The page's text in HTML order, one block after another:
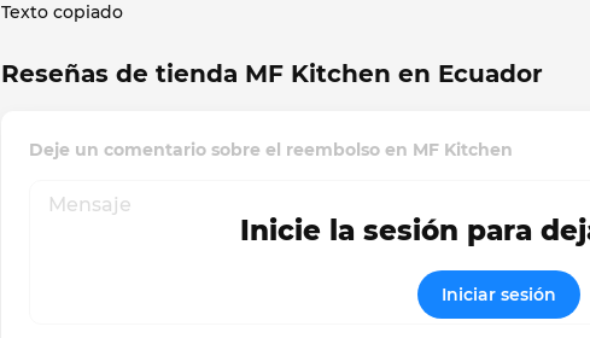
Texto copiado
Reseñas de tienda MF Kitchen en Ecuador
Deje un comentario sobre el reembolso en MF Kitchen
Inicie la sesión para
Iniciar sesión